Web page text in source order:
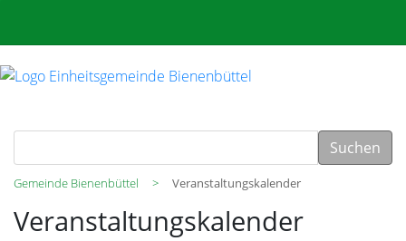
Suchen
Gemeinde Bienenbüttel Veranstaltungskalender
Veranstaltungskalender